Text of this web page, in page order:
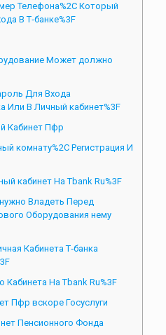
Телефона%2C Который
В Т‑банке%3F
Может должно
Для Входа
Или В Личный кабинет%3F
Кабинет Пфр
комнату%2C Регистрация И
кабинет На Tbank Ru%3F
Владеть Перед
Оборудования нему
Кабинета Т‑банка
Кабинета На Tbank Ru%3F
Пфр вскоре Госуслуги
Пенсионного Фонда